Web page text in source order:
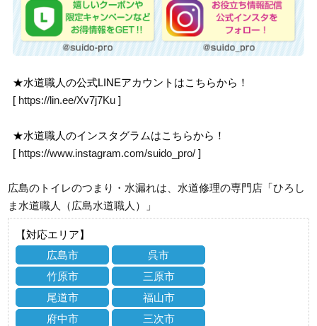
★水道職人の公式LINEアカウントはこちらから！
[ https://lin.ee/Xv7j7Ku ]
★水道職人のインスタグラムはこちらから！
[ https://www.instagram.com/suido_pro/ ]
広島のトイレのつまり・水漏れは、水道修理の専門店「ひろし
ま水道職人（広島水道職人）」
【対応エリア】
広島市
呉市
竹原市
三原市
尾道市
福山市
府中市
三次市